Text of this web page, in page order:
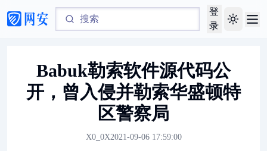
登
录
Toggle
Babuk勒索软件源代码公
开，曾入侵并勒索华盛顿特
区警察局
X0_0X2021-09-06 17:59:00